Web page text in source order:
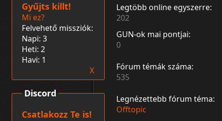
Legtöbb online egyszerre:
202
GUN-ok mai pontjai:
0
Fórum témák száma:
535
Legnézettebb fórum téma:
Offtopic
Discord
Csatlakozz Te is!
Gyűjts killt!
Mi ez?
Felvehető missziók:
Napi: 3
Heti: 2
Havi: 1
X